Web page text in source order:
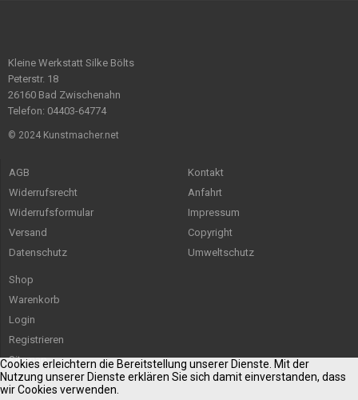
Kleine Werkstatt Silke Bölts
Peterstr. 18
26160 Bad Zwischenahn
Telefon: 04403-64774
© 2024 Kunstmacher.net
AGB
Widerrufsrecht
Widerrufsformular
Versand
Datenschutz
Kontakt
Anfahrt
Impressum
Copyright
Umweltschutz
Shop
Warenkorb
Login
Registrieren
Sitemap
Cookies erleichtern die Bereitstellung unserer Dienste. Mit der
Nutzung unserer Dienste erklären Sie sich damit einverstanden, dass
wir Cookies verwenden.